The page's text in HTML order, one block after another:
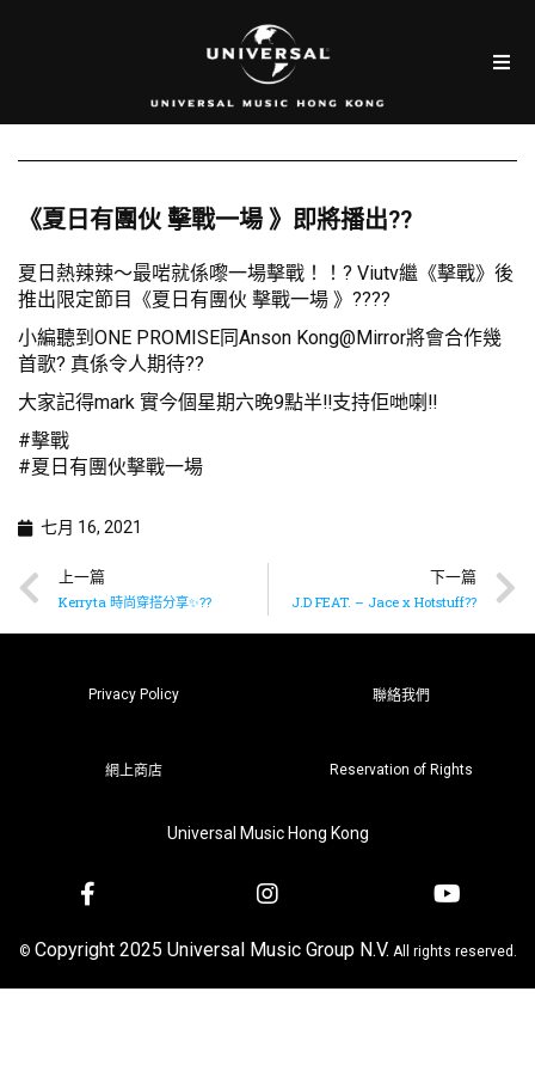
《夏日有團伙 擊戰一場 》即將播出??
夏日熱辣辣～最啱就係嚟一場擊戰！！? Viutv繼《擊戰》後
推出限定節目《夏日有團伙 擊戰一場 》????
小編聽到ONE PROMISE同Anson Kong@Mirror將會合作幾
首歌? 真係令人期待??
大家記得mark 實今個星期六晚9點半‼️支持佢哋喇‼️
#擊戰
#夏日有團伙擊戰一場
七月 16, 2021
上一篇
Kerryta 時尚穿搭分享✨??
下一篇
J.D FEAT. – Jace x Hotstuff??
Privacy Policy 聯絡我們
網上商店 Reservation of Rights
Universal Music Hong Kong
© Copyright 2025 Universal Music Group N.V. All rights reserved.